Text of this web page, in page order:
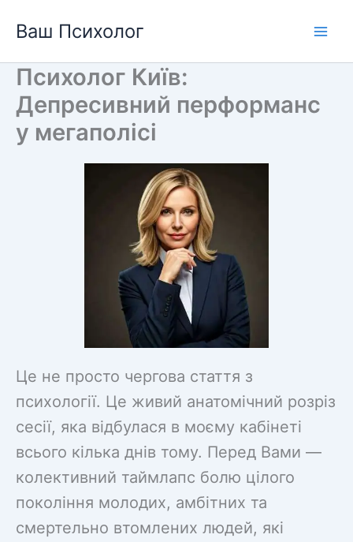
Ваш Психолог
Психолог Київ:
Депресивний перформанс
у мегаполісі
Це не просто чергова стаття з
психології. Це живий анатомічний розріз
сесії, яка відбулася в моєму кабінеті
всього кілька днів тому. Перед Вами —
колективний таймлапс болю цілого
покоління молодих, амбітних та
смертельно втомлених людей, які